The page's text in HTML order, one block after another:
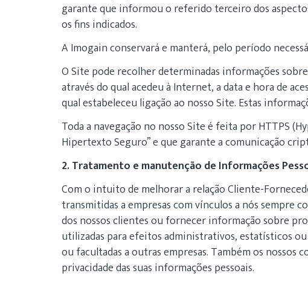
garante que informou o referido terceiro dos
os fins indicados.
A Imogain conservará e manterá, pelo período
O Site pode recolher determinadas informações
através do qual acedeu à Internet, a data e hora de
qual estabeleceu ligação ao nosso Site. Estas
Toda a navegação no nosso Site é feita por HTTPS
Hipertexto Seguro” e que garante a comunicação
2. Tratamento e manutenção de Informações
Com o intuito de melhorar a relação Cliente-
transmitidas a empresas com vínculos a nós sempre
dos nossos clientes ou fornecer informação sobre
utilizadas para efeitos administrativos, estatísticos
ou facultadas a outras empresas. Também os
privacidade das suas informações pessoais.